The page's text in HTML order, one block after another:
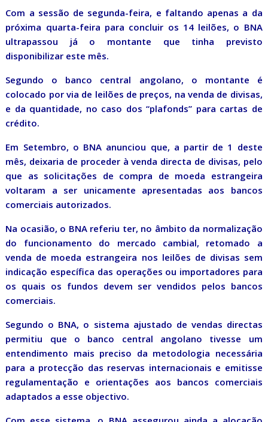
Com a sessão de segunda-feira, e faltando apenas a da
próxima quarta-feira para concluir os 14 leilões, o BNA
ultrapassou já o montante que tinha previsto
disponibilizar este mês.
Segundo o banco central angolano, o montante é
colocado por via de leilões de preços, na venda de divisas,
e da quantidade, no caso dos “plafonds” para cartas de
crédito.
Em Setembro, o BNA anunciou que, a partir de 1 deste
mês, deixaria de proceder à venda directa de divisas, pelo
que as solicitações de compra de moeda estrangeira
voltaram a ser unicamente apresentadas aos bancos
comerciais autorizados.
Na ocasião, o BNA referiu ter, no âmbito da normalização
do funcionamento do mercado cambial, retomado a
venda de moeda estrangeira nos leilões de divisas sem
indicação específica das operações ou importadores para
os quais os fundos devem ser vendidos pelos bancos
comerciais.
Segundo o BNA, o sistema ajustado de vendas directas
permitiu que o banco central angolano tivesse um
entendimento mais preciso da metodologia necessária
para a protecção das reservas internacionais e emitisse
regulamentação e orientações aos bancos comerciais
adaptados a esse objectivo.